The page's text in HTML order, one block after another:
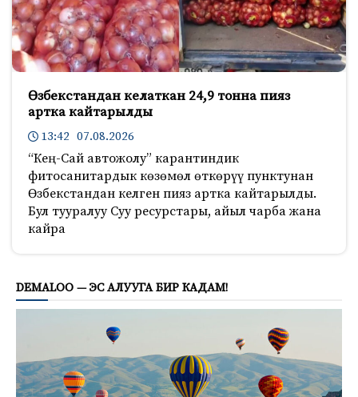
Өзбекстандан келаткан 24,9 тонна пияз
артка кайтарылды
13:42 07.08.2026
“Кең-Сай автожолу” карантиндик
фитосанитардык көзөмөл өткөрүү пунктунан
Өзбекстандан келген пияз артка кайтарылды.
Бул тууралуу Суу ресурстары, айыл чарба жана
кайра
DEMALOO — ЭС АЛУУГА БИР КАДАМ!